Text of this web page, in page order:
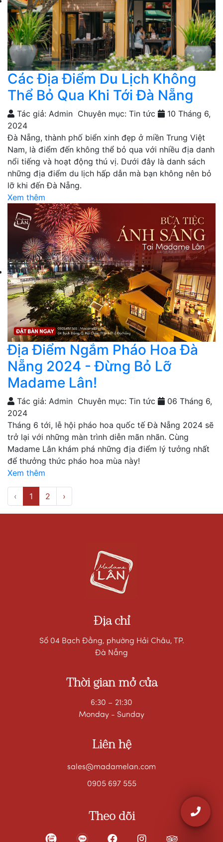
Các Địa Điểm Du Lịch Không
Thể Bỏ Qua Khi Tới Đà Nẵng
Tác giả: Admin Chuyên mục: Tin tức
10 Tháng 6,
2024
Đà Nẵng, thành phố biển xinh đẹp ở miền Trung Việt
Nam, là điểm đến không thể bỏ qua với nhiều địa danh
nổi tiếng và hoạt động thú vị. Dưới đây là danh sách
những địa điểm du lịch hấp dẫn mà bạn không nên bỏ
lỡ khi đến Đà Nẵng.
Xem thêm
Địa Điểm Ngắm Pháo Hoa Đà
Nẵng 2024 - Đừng Bỏ Lỡ
Madame Lân!
Tác giả: Admin Chuyên mục: Tin tức
06 Tháng 6,
2024
Tháng 6 tới, lễ hội pháo hoa quốc tế Đà Nẵng 2024 sẽ
trở lại với những màn trình diễn mãn nhãn. Cùng
Madame Lân khám phá những địa điểm lý tưởng nhất
để thưởng thức pháo hoa mùa này!
Xem thêm
‹ 1 2 ›
Địa chỉ
Số 04 Bạch Đằng, phường Hải Châu, TP.
Đà Nẵng
Thời gian mở cửa
6:30 – 21:30
Monday - Sunday
Liên hệ
sales@madamelan.com
0905 697 555
Theo dõi